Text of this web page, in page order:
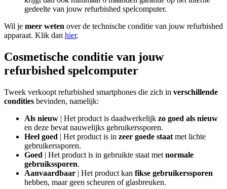
gedeelte van jouw refurbished spelcomputer.
Wil je meer weten over de technische conditie van jouw refurbished
apparaat. Klik dan hier.
Cosmetische conditie van jouw
refurbished spelcomputer
Tweek verkoopt refurbished smartphones die zich in verschillende
condities bevinden, namelijk:
Als nieuw | Het product is daadwerkelijk zo goed als nieuw
en deze bevat nauwelijks gebruikerssporen.
Heel goed | Het product is in zeer goede staat met lichte
gebruikerssporen.
Goed | Het product is in gebruikte staat met normale
gebruikssporen.
Aanvaardbaar | Het product kan fikse gebruikerssporen
hebben, maar geen scheuren of glasbreuken.